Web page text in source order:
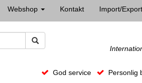
Webshop Kontakt Import/Export
God service Personlig